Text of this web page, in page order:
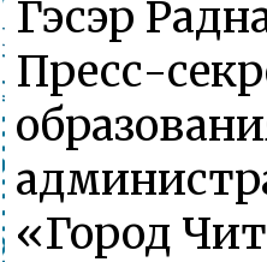
Гэсэр
Пресс-
«Город